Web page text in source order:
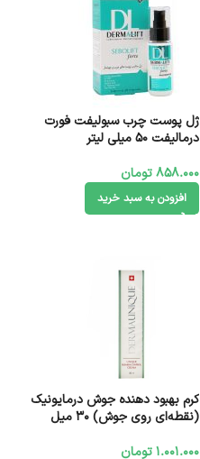
ژل پوست چرب سبولیفت فورت
درمالیفت 50 میلی لیتر
858.000تومان
افزودن به سبد خرید
کرم بهبود دهنده جوش درمایونیک
(نقطه‌ای روی جوش) 30 میل
1.001.000تومان